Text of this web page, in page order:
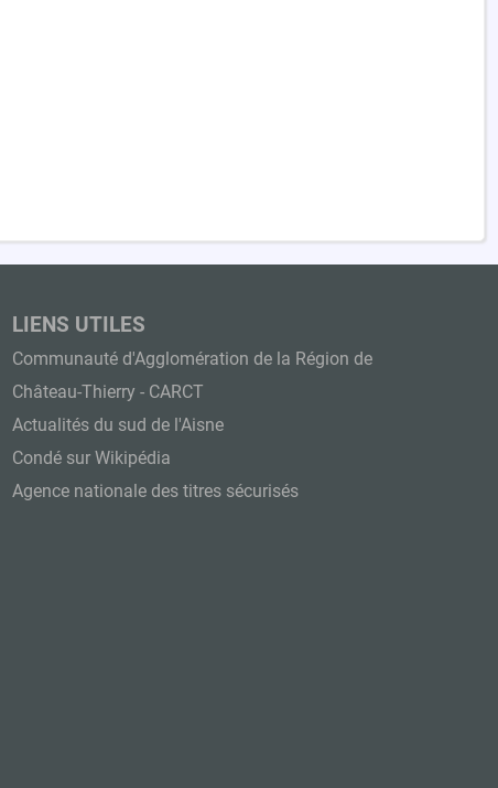
LIENS UTILES
Communauté d'Agglomération de la Région de
Château-Thierry - CARCT
Actualités du sud de l'Aisne
Condé sur Wikipédia
Agence nationale des titres sécurisés